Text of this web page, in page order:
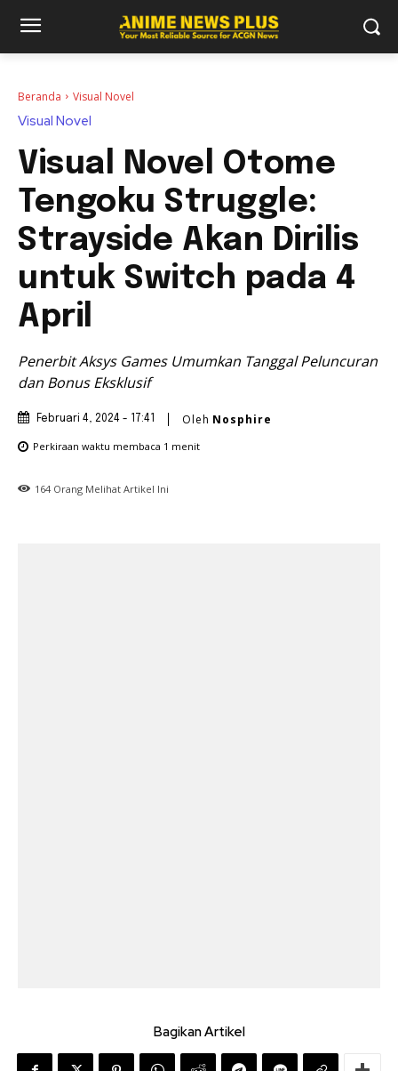
Beranda Visual Novel
Visual Novel
Visual Novel Otome
Tengoku Struggle:
Strayside Akan Dirilis
untuk Switch pada 4
April
Penerbit Aksys Games Umumkan Tanggal Peluncuran
dan Bonus Eksklusif
Februari 4, 2024 - 17:41 Oleh Nosphire
Perkiraan waktu membaca 1 menit
164 Orang Melihat Artikel Ini
Bagikan Artikel